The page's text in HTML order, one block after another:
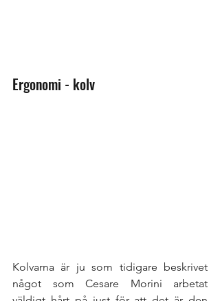
Ergonomi - kolv
Kolvarna är ju som tidigare beskrivet
något som Cesare Morini arbetat